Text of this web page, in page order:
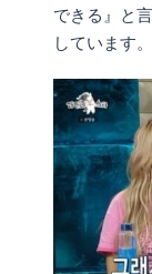
できる』と
しています。